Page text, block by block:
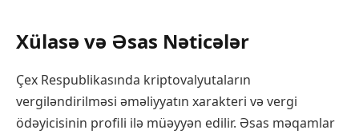
Xülasə və Əsas Nəticələr
Çex Respublikasında kriptovalyutaların
vergiləndirilməsi əməliyyatın xarakteri və vergi
ödəyicisinin profili ilə müəyyən edilir. Əsas məqamlar